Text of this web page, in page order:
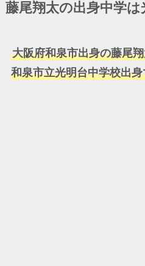
藤尾翔太の出身中学は
大阪府和泉市出身の藤尾
和泉市立光明台中学校出